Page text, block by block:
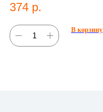
374 р.
В корзину